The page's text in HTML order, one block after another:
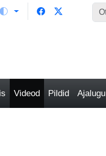
Videod Pildid Ajalugu